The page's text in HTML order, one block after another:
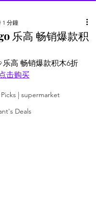
| supermarket
Deals
乐高 畅销爆款积
1 分鐘
高 畅销爆款积木6折
点击购买